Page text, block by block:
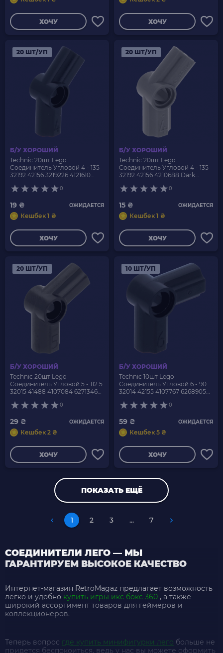
ХОЧУ ХОЧУ
20 ШТ/УП
Б/У ХОРОШИЙ
Technic 20шт Lego
Соединитель Угловой 4 - 135
32192 42156 3219226 4121610
0
19 ₴ ОЖИДАЕТСЯ
Кешбек 1 ₴
ХОЧУ
20 ШТ/УП
Б/У ХОРОШИЙ
Technic 20шт Lego
Соединитель Угловой 4 - 135
32192 42156 4210688 Dark
0
15 ₴ ОЖИДАЕТСЯ
Кешбек 1 ₴
ХОЧУ
20 ШТ/УП
Б/У ХОРОШИЙ
Technic 20шт Lego
Соединитель Угловой 5 - 112.5
32015 41488 4107084 6271346
0
29 ₴ ОЖИДАЕТСЯ
Кешбек 2 ₴
ХОЧУ
10 ШТ/УП
Б/У ХОРОШИЙ
Technic 10шт Lego
Соединитель Угловой 6 - 90
32014 42155 4107767 6268905
0
59 ₴ ОЖИДАЕТСЯ
Кешбек 5 ₴
ХОЧУ
ПОКАЗАТЬ ЕЩЁ
1 2 3 ... 7
СОЕДИНИТЕЛИ ЛЕГО — МЫ
ГАРАНТИРУЕМ ВЫСОКОЕ КАЧЕСТВО
Интернет-магазин RetroMagaz предлагает возможность
легко и удобно купить игры икс бокс 360 , а также
широкий ассортимент товаров для геймеров и
коллекционеров.
Теперь вопрос где купить минифигурки лего больше не
придется беспокоиться, ведь у нас вы можете оформить